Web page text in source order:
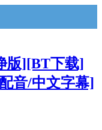
版][BT下载]
音/中文字幕]